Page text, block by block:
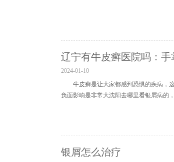
辽宁有牛皮癣医院吗：
2024-01-10
牛皮癣是让大家都感到恐惧的疾病，
负面影响是非常大沈阳去哪里看银屑病的
银屑怎么治疗